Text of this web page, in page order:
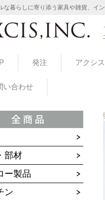
な暮らしに寄り添う家具や雑貨、イ
発注 アクシ
い合わせ
部材
ー製品
ン